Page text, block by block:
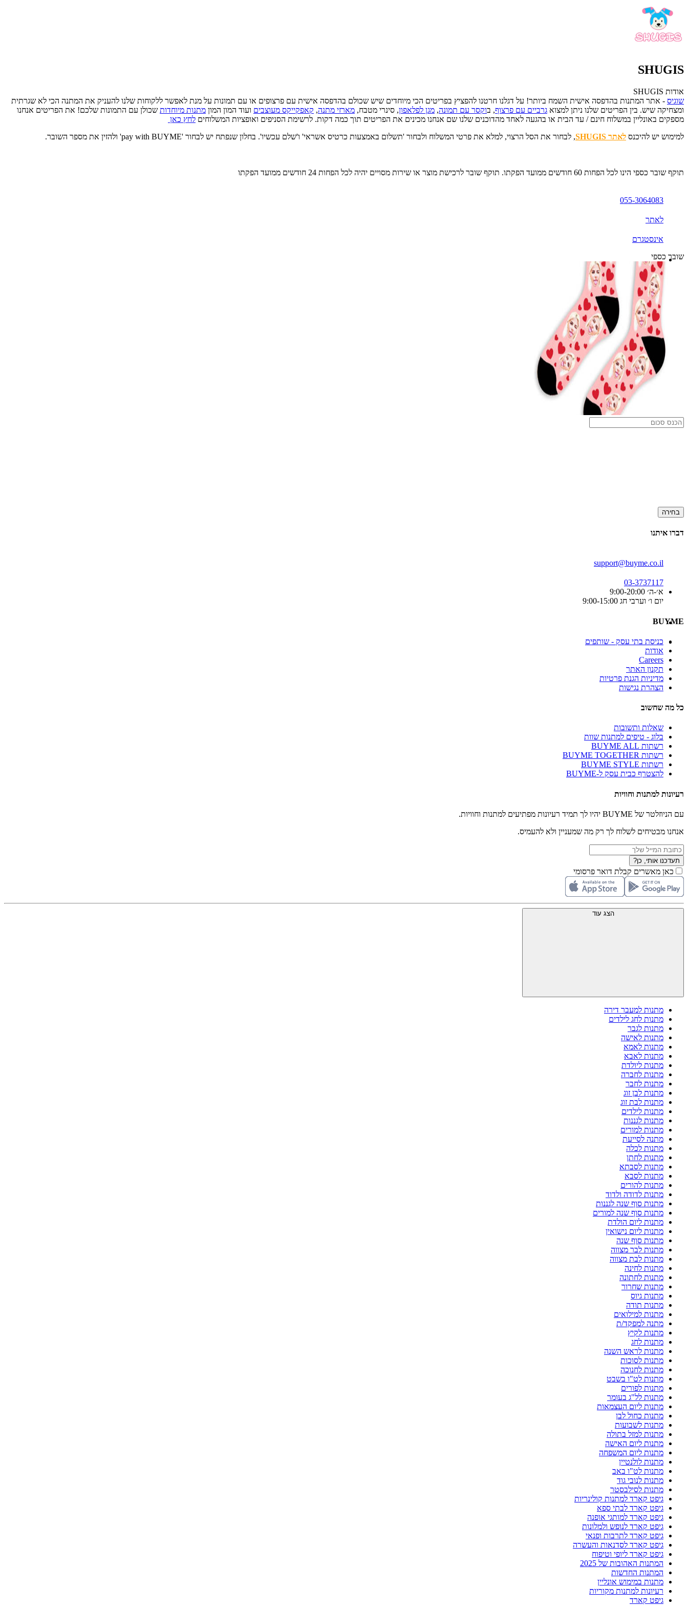
SHUGIS
אודות SHUGIS
שוגיס - אתר המתנות בהדפסה אישית השמח ביותר! על דגלנו חרטנו להפציץ בפריטים הכי מיוחדים שיש שכולם בהדפסה אישית עם פרצופים או עם תמונות על מנת לאפשר ללקוחות שלנו להעניק את המתנה הכי לא שגרתית
ומצחיקה שיש. בין הפריטים שלנו ניתן למצוא גרביים עם פרצוף, בוקסר עם תמונה, מגן לפלאפון, סינרי מטבח, מארזי מתנה, קאפקייקס מעוצבים ועוד המון המון מתנות מיוחדות שכולן עם התמונות שלכם! את הפריטים אנחנו
מספקים באונליין במשלוח חינם / עד הבית או בהגעה לאחד מהדוכנים שלנו שם אנחנו מכינים את הפריטים תוך כמה דקות. לרשימת הסניפים ואופציות המשלוחים לחץ כאן
למימוש יש להיכנס לאתר SHUGIS , לבחור את הסל הרצוי, למלא את פרטי המשלוח ולבחור 'תשלום באמצעות כרטיס אשראי' ו'שלם עכשיו'. בחלון שנפתח יש לבחור 'pay with BUYME' ולהזין את מספר השובר.
תוקף שובר כספי הינו לכל הפחות 60 חודשים ממועד הפקתו. תוקף שובר לרכישת מוצר או שירות מסויים יהיה לכל הפחות 24 חודשים ממועד הפקתו
055-3064083
לאתר
אינסטגרם
שובר כספי
בחירה
דברו איתנו
support@buyme.co.il
03-3737117
א׳-ה׳ 9:00-20:00
יום ו׳ וערבי חג 9:00-15:00
BUYME
כניסת בתי עסק - שותפים
אודות
Careers
תקנון האתר
מדיניות הגנת פרטיות
הצהרת נגישות
כל מה שחשוב
שאלות ותשובות
בלוג - טיפים למתנות שוות
רשתות BUYME ALL
רשתות BUYME TOGETHER
רשתות BUYME STYLE
להצטרף כבית עסק ל-BUYME
רעיונות למתנות וחוויות
עם הניוזלטר של BUYME יהיו לך תמיד רעיונות מפתיעים למתנות וחוויות.
אנחנו מבטיחים לשלוח לך רק מה שמעניין ולא להעמיס.
תעדכנו אותי, כן?
כאן מאשרים קבלת דואר פרסומי
הצג עוד
מתנות למעבר דירה
מתנות לחג לילדים
מתנות לגבר
מתנות לאישה
מתנות לאמא
מתנות לאבא
מתנות ליולדת
מתנות לחברה
מתנות לחבר
מתנות לבן זוג
מתנות לבת זוג
מתנות לילדים
מתנות לגננות
מתנות למורים
מתנה לסייעת
מתנות לכלה
מתנות לחתן
מתנות לסבתא
מתנות לסבא
מתנות להורים
מתנות לדודה ולדוד
מתנות סוף שנה לגננות
מתנות סוף שנה למורים
מתנות ליום הולדת
מתנות ליום נישואין
מתנות סוף שנה
מתנות לבר מצווה
מתנות לבת מצווה
מתנות לחינה
מתנות לחתונה
מתנות שחרור
מתנות גיוס
מתנות תודה
מתנות למילואים
מתנה למפקד/ת
מתנות לקיץ
מתנות לחג
מתנות לראש השנה
מתנות לסוכות
מתנות לחנוכה
מתנות לט"ו בשבט
מתנות לפורים
מתנות לל"ג בעומר
מתנות ליום העצמאות
מתנות כחול לבן
מתנות לשבועות
מתנות למזל בתולה
מתנות ליום האישה
מתנות ליום המשפחה
מתנות לולנטיין
מתנות לט"ו באב
מתנות לנובי גוד
מתנות לסילבסטר
גיפט קארד למתנות קולינריות
גיפט קארד לבתי ספא
גיפט קארד למותגי אופנה
גיפט קארד לנופש ולמלונות
גיפט קארד לתרבות ופנאי
גיפט קארד לסדנאות והעשרה
גיפט קארד ליופי וטיפוח
המתנות האהובות של 2025
המתנות החדשות
מתנות במימוש אונליין
רעיונות למתנות מקוריות
גיפט קארד